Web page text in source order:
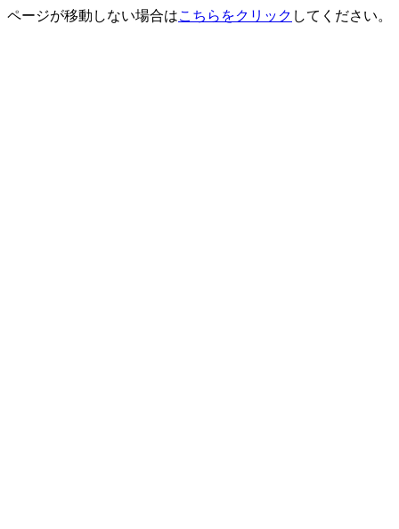
ページが移動しない場合はこちらをクリック してください。